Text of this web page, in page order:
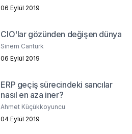
06 Eylül 2019
CIO'lar gözünden değişen dünya
Sinem Cantürk
06 Eylül 2019
ERP geçiş sürecindeki sancılar
nasıl en aza iner?
Ahmet Küçükkoyuncu
04 Eylül 2019